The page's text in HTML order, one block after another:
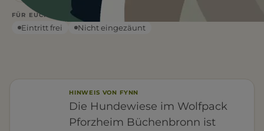
FÜR EUCH RELEVANT
Schatten
Eintritt frei
Nicht eingezäunt
HINWEIS VON FYNN
Die Hundewiese im Wolfpack
Pforzheim Büchenbronn ist